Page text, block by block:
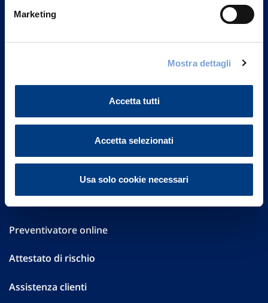
Marketing
Mostra dettagli
Accetta tutti
Accetta selezionati
Usa solo cookie necessari
Investor Relations
Altre informazioni
Preventivatore online
Attestato di rischio
Assistenza clienti